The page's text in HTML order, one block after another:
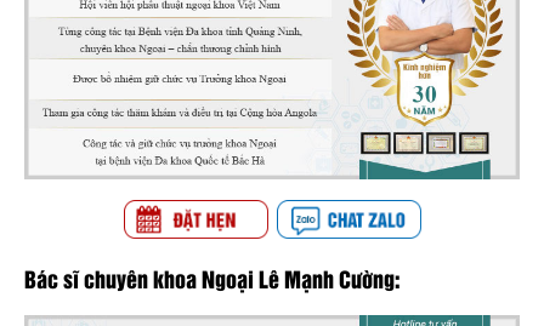
Bác sĩ chuyên khoa Ngoại Lê Mạnh Cường: